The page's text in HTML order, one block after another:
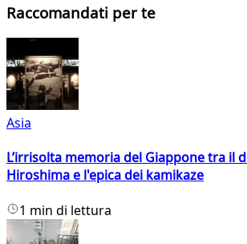
Raccomandati per te
Asia
L’irrisolta memoria del Giappone tra il
Hiroshima e l'epica dei kamikaze
1 min di lettura